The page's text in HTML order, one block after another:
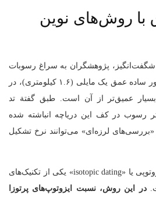
با روش‌های نوین
پژوهشگران به سراغ رسوبات
کف آن می‌روند. برخلاف تصور ساده‌ عمق یک مایلی (۱.۶ کیلومتری)، در
بسیار عمیق‌تر از آن است. طبق گفتة تد
۵ تا ۷ کیلومتر رسوب در کف این دریاچه انباشته شده
لرزه‌ای» می‌توانند نرخ تشکیل
از سوی دیگر، سن‌سنجی ایزوتوپی یا «isotopic dating» یکی از تکنیک‌های
در این روش، نسبت ایزوتوپ‌های پرتوزا